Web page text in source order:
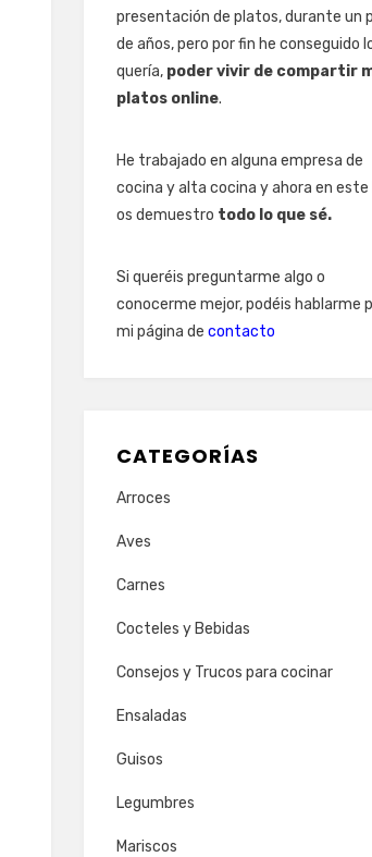
presentación de platos, durante un
de años, pero por fin he conseguido
quería, poder vivir de compartir
platos online.
He trabajado en alguna empresa de
cocina y alta cocina y ahora en este
os demuestro todo lo que sé.
Si queréis preguntarme algo o
conocerme mejor, podéis hablarme
mi página de contacto
CATEGORÍAS
Arroces
Aves
Carnes
Cocteles y Bebidas
Consejos y Trucos para cocinar
Ensaladas
Guisos
Legumbres
Mariscos